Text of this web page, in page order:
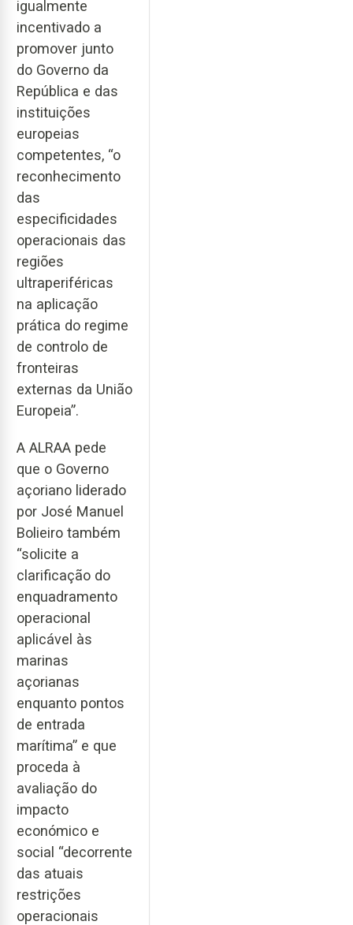
igualmente
incentivado a
promover junto
do Governo da
República e das
instituições
europeias
competentes, “o
reconhecimento
das
especificidades
operacionais das
regiões
ultraperiféricas
na aplicação
prática do regime
de controlo de
fronteiras
externas da União
Europeia”.
A ALRAA pede
que o Governo
açoriano liderado
por José Manuel
Bolieiro também
“solicite a
clarificação do
enquadramento
operacional
aplicável às
marinas
açorianas
enquanto pontos
de entrada
marítima” e que
proceda à
avaliação do
impacto
económico e
social “decorrente
das atuais
restrições
operacionais